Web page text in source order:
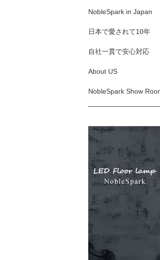
NobleSpark in Japan
日本で愛されて10年
自社一貫で安心対応
About US
NobleSpark Show